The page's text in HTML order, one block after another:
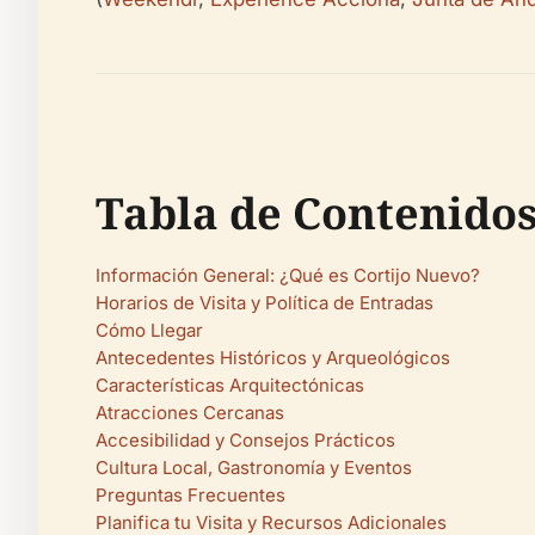
Tabla de
Información General: ¿Qué es Cortijo Nuevo?
Horarios de Visita y Política de Entradas
Cómo Llegar
Antecedentes Históricos y Arqueológicos
Características Arquitectónicas
Atracciones Cercanas
Accesibilidad y Consejos Prácticos
Cultura Local, Gastronomía y Eventos
Preguntas Frecuentes
Planifica tu Visita y Recursos Adicionales